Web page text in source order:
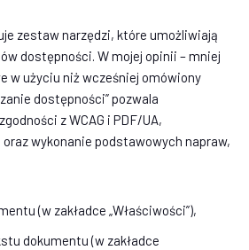
zestaw narzędzi, które umożliwiają
dostępności. W mojej opinii – mniej
w użyciu niż wcześniej omówiony
dostępności” pozwala
z WCAG i PDF/UA,
wykonanie podstawowych napraw,
(w zakładce „Właściwości”),
dokumentu (w zakładce